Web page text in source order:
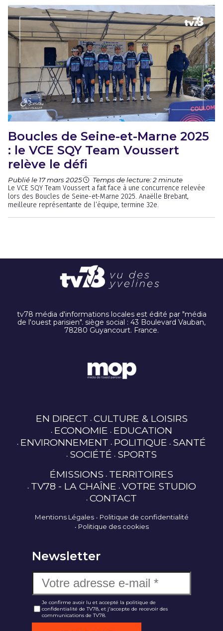
Boucles de Seine-et-Marne 2025
: le VCE SQY Team Voussert
relève le défi
Publié le 17 mars 2025 Temps de lecture: 2 minute
Le VCE SQY Team Voussert a fait face à une concurrence relevée
lors des Boucles de Seine-et-Marne 2025. Anaëlle Brebant,
meilleure représentante de l’équipe, termine 32e.
tv78 média d'informations locales est édité par "média
de l'ouest parisien". siège social : 43 Boulevard Vauban,
78280 Guyancourt. France.
EN DIRECT CULTURE & LOISIRS
ECONOMIE EDUCATION
ENVIRONNEMENT POLITIQUE SANTÉ
SOCIÉTÉ SPORTS
ÉMISSIONS TERRITOIRES
TV78 - LA CHAÎNE VOTRE STUDIO
CONTACT
Mentions Légales
Politique de confidentialité
Politique des cookies
Newsletter
Je confirme avoir lu et accepté la politique de
confidentialité de TV78, et j'accepte de recevoir des
communications de TV78.